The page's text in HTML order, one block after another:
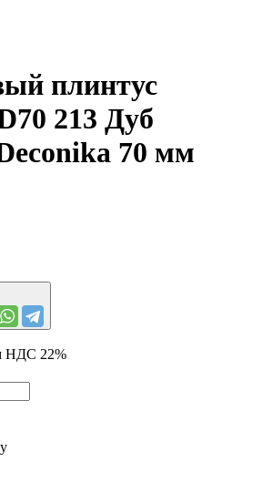
плинтус
213 Дуб
70 мм
НДС 22%